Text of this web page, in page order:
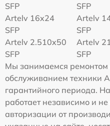
SFP
SFP
Artelv 16x24
SFP
Artelv
SFP
Artelv 2.510x50
SFP
Artelv
SFP
Мы занимаемся ремонтом
обслуживанием техники
гарантийного периода.
работает независимо и
авторизации от